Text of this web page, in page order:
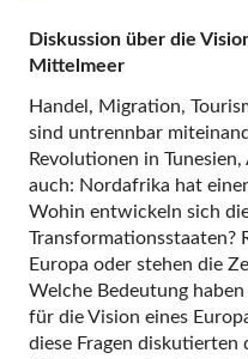
Diskussion über die
Mittelmeer
Handel, Migration,
sind untrennbar
Revolutionen in
auch: Nordafrika hat
Wohin entwickeln sich
Transformationsstaaten?
Europa oder stehen die
Welche Bedeutung
für die Vision eines
diese Fragen diskutierten